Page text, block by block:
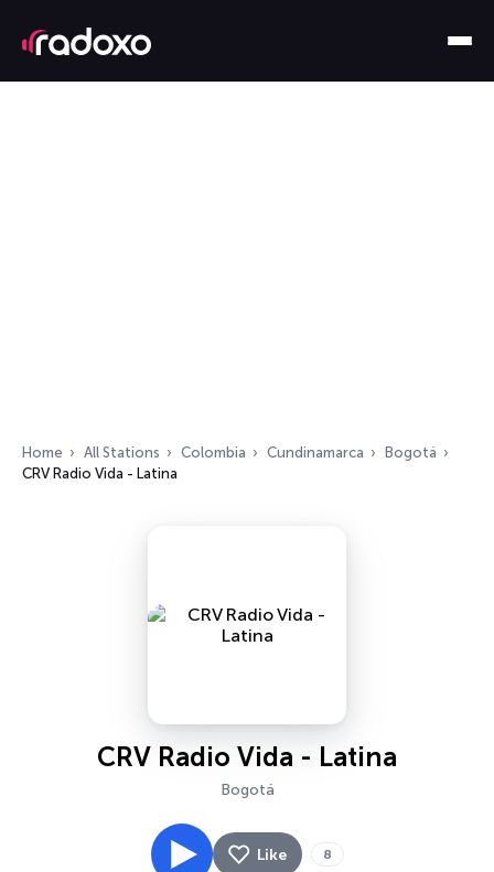
Home All Stations Colombia Cundinamarca
Bogotá
CRV Radio Vida - Latina
CRV Radio Vida - Latina
Bogotá
Like 8